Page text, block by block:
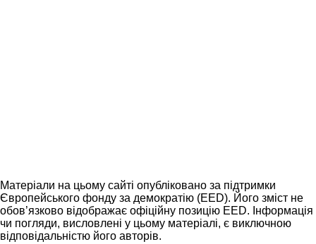
Матеріали на цьому сайті опубліковано за підтримки
Європейського фонду за демократію (EED). Його зміст не
обов’язково відображає офіційну позицію EED. Інформація
чи погляди, висловлені у цьому матеріалі, є виключною
відповідальністю його авторів.